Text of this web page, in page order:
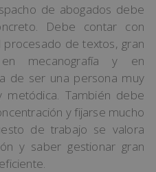
de abogados debe
Debe contar con
de textos, gran
mecanografía y en
de ser una persona muy
metódica. También debe
y fijarse mucho
de trabajo se valora
y saber gestionar gran